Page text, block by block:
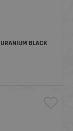
BLACK